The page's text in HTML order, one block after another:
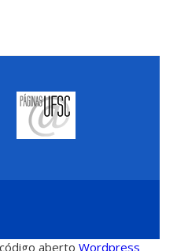
código abertoWordpress